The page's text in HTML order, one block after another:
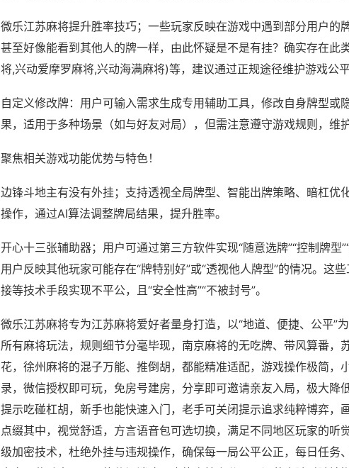
微乐江苏麻将提升胜率技巧；一些玩家反映在游戏中遇到部分用户的
甚至好像能看到其他人的牌一样，由此怀疑是不是有挂？确实存在此
将,兴动爱摩罗麻将,兴动海满麻将)等，建议通过正规途径维护游戏公平
自定义修改牌：用户可输入需求生成专用辅助工具，修改自身牌型或
果，适用于多种场景（如与好友对局），但需注意遵守游戏规则，维
聚焦相关游戏功能优势与特色！
边锋斗地主有没有外挂；支持透视全局牌型、智能出牌策略、暗杠优
操作，通过AI算法调整牌局结果，提升胜率。
开心十三张辅助器；用户可通过第三方软件实现“随意选牌”“控制牌型
用户反映其他玩家可能存在“牌特别好”或“透视他人牌型”的情况。这
接等技术手段实现不平公，且“安全性高”“不被封号”。
微乐江苏麻将专为江苏麻将爱好者量身打造，以“地道、便捷、公平”
所有麻将玩法，规则细节分毫毕现，南京麻将的无吃牌、带风算番，
花，徐州麻将的混子万能、推倒胡，都能精准适配，游戏操作极简，
录，微信授权即可玩，免房号建房，分享即可邀请亲友入局，极大降
提示吃碰杠胡，新手也能快速入门，老手可关闭提示追求纯粹博弈，
点缀其中，视觉舒适，方言语音包可选切换，满足不同地区玩家的听
级加密技术，杜绝外挂与违规操作，确保每一局公平公正，每日任务